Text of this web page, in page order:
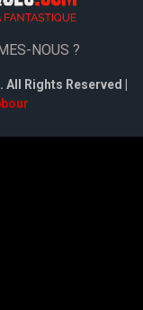
NOUS ?
Rights Reserved |